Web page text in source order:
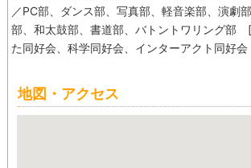
／PC部、ダンス部、写真部、軽音楽部、演劇
部、和太鼓部、書道部、バトントワリング部
た同好会、科学同好会、インターアクト同好会
地図・アクセス